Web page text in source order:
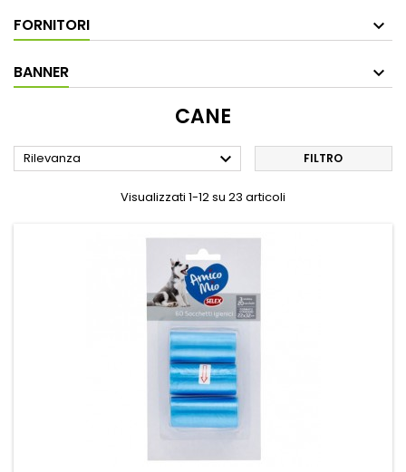
FORNITORI
BANNER
CANE
Rilevanza  FILTRO
Visualizzati 1-12 su 23 articoli